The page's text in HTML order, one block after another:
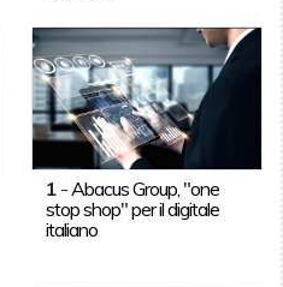
1 - Abacus Group, "one
stop shop" per il digitale
italiano